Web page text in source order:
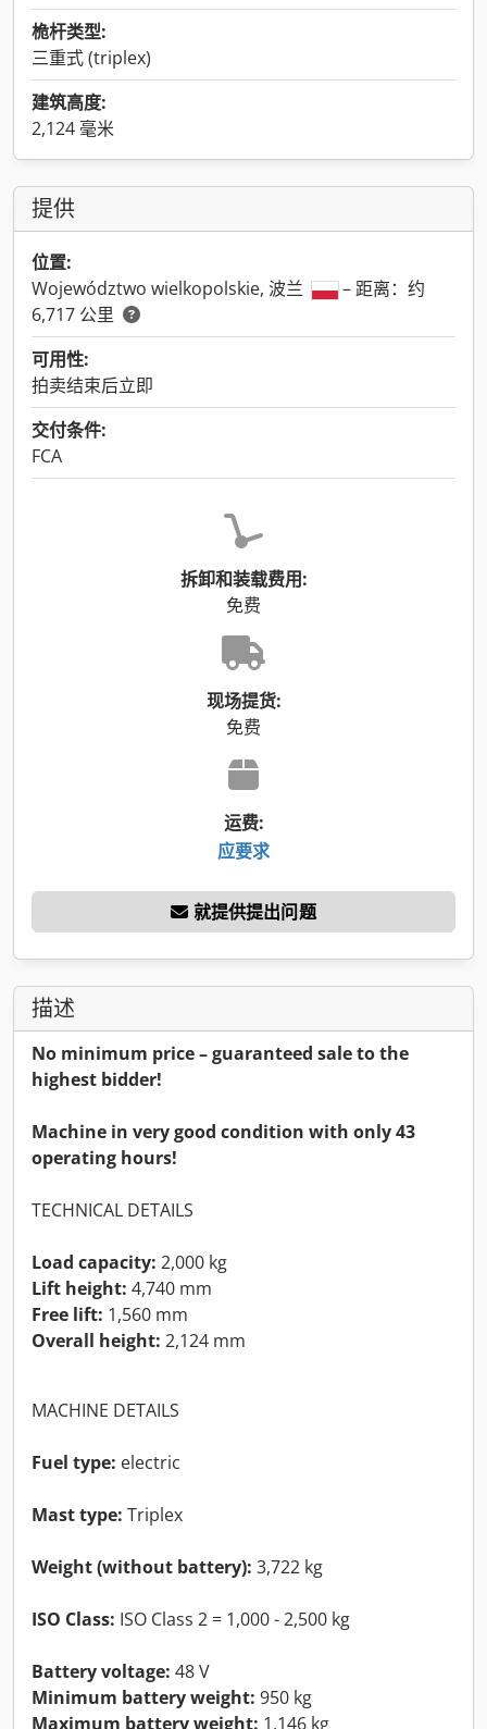
桅杆类型:
三重式 (triplex)
建筑高度:
2,124 毫米
提供
位置:
Województwo wielkopolskie, 波兰
– 距离：约
6,717 公里
可用性:
拍卖结束后立即
交付条件:
FCA
拆卸和装载费用:
免费
现场提货:
免费
运费:
应要求
就提供提出问题
描述
No minimum price – guaranteed sale to the
highest bidder!
Machine in very good condition with only 43
operating hours!
TECHNICAL DETAILS
Load capacity: 2,000 kg
Lift height: 4,740 mm
Free lift: 1,560 mm
Overall height: 2,124 mm
MACHINE DETAILS
Fuel type: electric
Mast type: Triplex
Weight (without battery): 3,722 kg
ISO Class: ISO Class 2 = 1,000 - 2,500 kg
Battery voltage: 48 V
Minimum battery weight: 950 kg
Maximum battery weight: 1,146 kg